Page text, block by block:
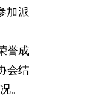
加派
誉成
会结
。